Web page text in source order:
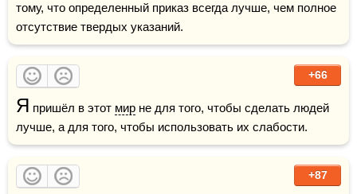
тому, что определенный приказ всегда лучше, чем полное
отсутствие твердых указаний.
+66
Я пришёл в этот мир не для того, чтобы сделать людей
лучше, а для того, чтобы использовать их слабости.
+87